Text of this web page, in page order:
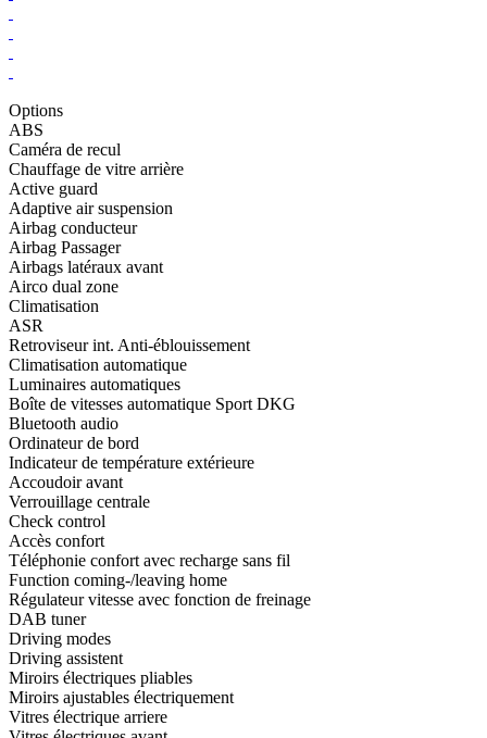
Options
ABS
Caméra de recul
Chauffage de vitre arrière
Active guard
Adaptive air suspension
Airbag conducteur
Airbag Passager
Airbags latéraux avant
Airco dual zone
Climatisation
ASR
Retroviseur int. Anti-éblouissement
Climatisation automatique
Luminaires automatiques
Boîte de vitesses automatique Sport DKG
Bluetooth audio
Ordinateur de bord
Indicateur de température extérieure
Accoudoir avant
Verrouillage centrale
Check control
Accès confort
Téléphonie confort avec recharge sans fil
Function coming-/leaving home
Régulateur vitesse avec fonction de freinage
DAB tuner
Driving modes
Driving assistent
Miroirs électriques pliables
Miroirs ajustables électriquement
Vitres électrique arriere